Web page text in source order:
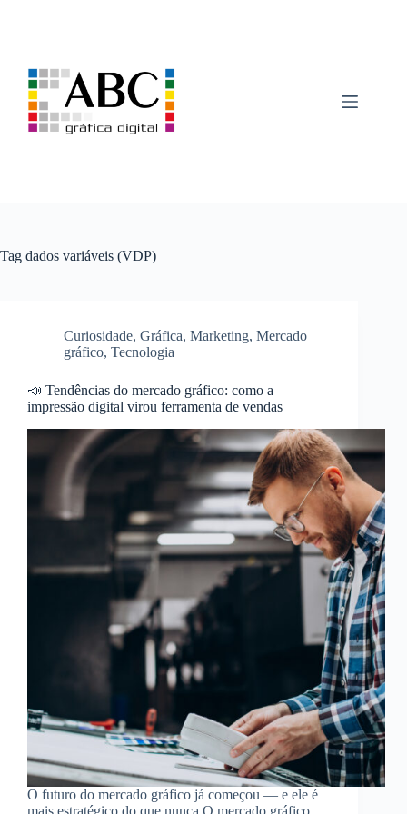
Tag dados variáveis (VDP)
Curiosidade, Gráfica, Marketing, Mercado
gráfico, Tecnologia
📣 Tendências do mercado gráfico: como a
impressão digital virou ferramenta de vendas
O futuro do mercado gráfico já começou — e ele é
mais estratégico do que nunca O mercado gráfico